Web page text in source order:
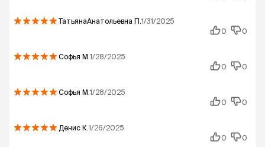
ТатьянаАнатольевна П.1/31/2025
0
0
Софья М.1/28/2025
0
0
Софья М.1/28/2025
0
0
Денис К.1/26/2025
0
0